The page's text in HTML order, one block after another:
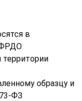
в
ФРДО
образцу и
ФЗ